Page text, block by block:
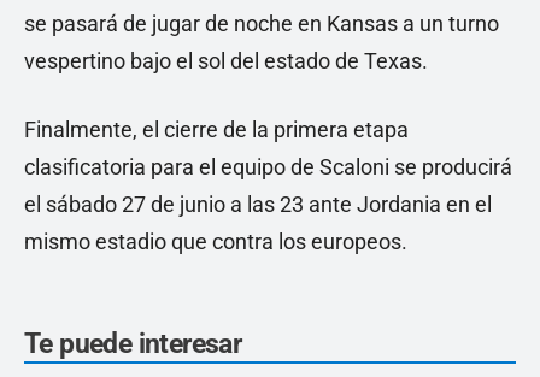
se pasará de jugar de noche en Kansas a un turno
vespertino bajo el sol del estado de Texas.
Finalmente, el cierre de la primera etapa
clasificatoria para el equipo de Scaloni se producirá
el sábado 27 de junio a las 23 ante Jordania en el
mismo estadio que contra los europeos.
Te puede interesar